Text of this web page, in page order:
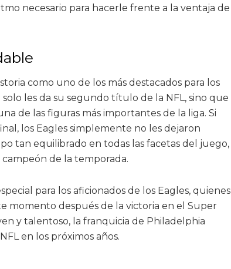
necesario para hacerle frente a la ventaja de
como uno de los más destacados para los
les da su segundo título de la NFL, sino que
de las figuras más importantes de la liga. Si
los Eagles simplemente no les dejaron
tan equilibrado en todas las facetas del juego,
de la temporada.
para los aficionados de los Eagles, quienes
momento después de la victoria en el Super
y talentoso, la franquicia de Philadelphia
en los próximos años.